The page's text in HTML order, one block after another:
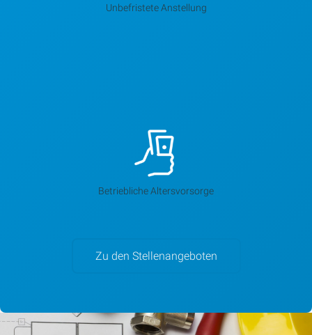
Unbefristete Anstellung
Betriebliche Altersvorsorge
Zu den Stellenangeboten